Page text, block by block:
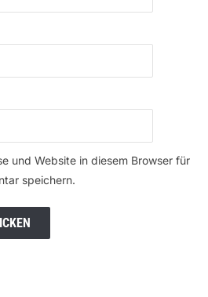
und Website in diesem Browser für
speichern.